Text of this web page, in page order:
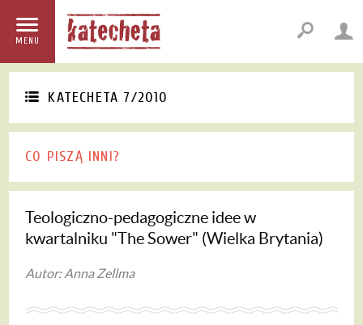
MENU
KATECHETA 7/2010
CO PISZĄ INNI?
Teologiczno-pedagogiczne idee w
kwartalniku "The Sower" (Wielka Brytania)
Autor: Anna Zellma